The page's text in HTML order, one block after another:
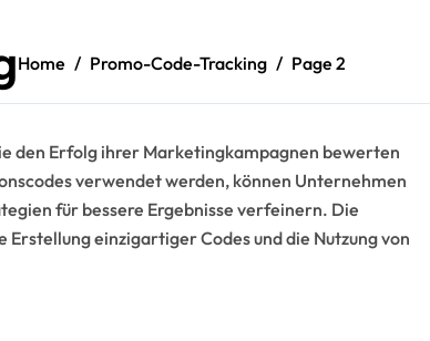
Home Promo-Code-Tracking Page 2
den Erfolg ihrer Marketingkampagnen bewerten
verwendet werden, können Unternehmen
für bessere Ergebnisse verfeinern. Die
einzigartiger Codes und die Nutzung von